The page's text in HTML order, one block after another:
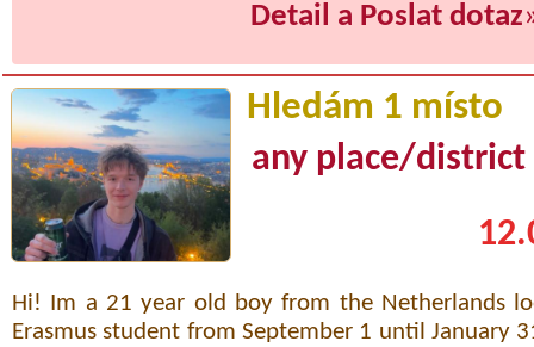
Detail a Poslat dotaz
Hledám 1 místo
any place/district
Hi! Im a 21 year old boy from the Netherlands
Erasmus student from September 1 until January